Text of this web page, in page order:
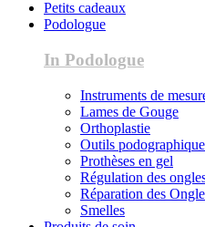
Petits cadeaux
Podologue
In Podologue
Instruments de
Lames de Gouge
Orthoplastie
Outils
Prothèses en gel
Régulation des
Réparation des
Smelles